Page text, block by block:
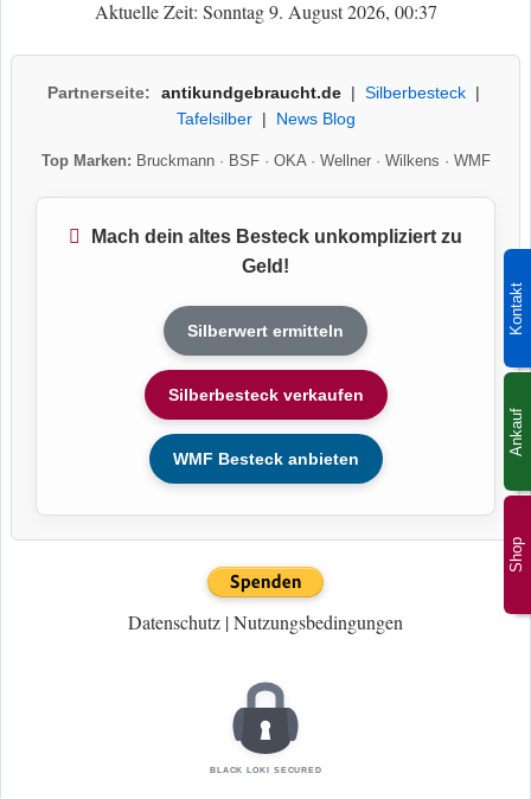
Shop
Kontakt
Ankauf
Aktuelle Zeit: Sonntag 9. August 2026, 00:37
Partnerseite: antikundgebraucht.de| Silberbesteck|
Tafelsilber| News Blog
Top Marken: Bruckmann· BSF· OKA· Wellner· Wilkens · WMF
Mach dein altes Besteck unkompliziert zu
Geld!
Silberwert ermitteln
Silberbesteck verkaufen
WMF Besteck anbieten
Datenschutz |Nutzungsbedingungen
BLACK LOKI SECURED